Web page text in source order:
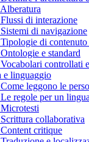
di interazione
di navigazione
di
e standard
controllati
e linguaggio
leggono le
regole per un
collaborativa
critique